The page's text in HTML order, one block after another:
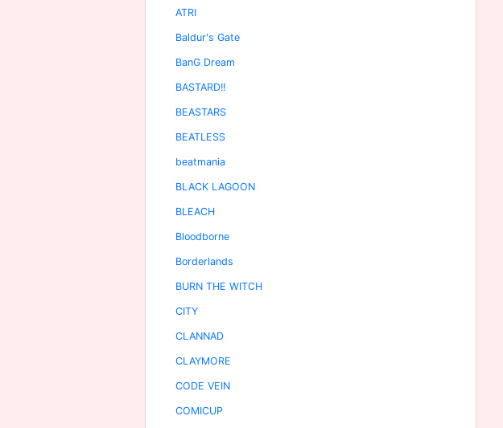
ATRI
Baldur's Gate
BanG Dream
BASTARD!!
BEASTARS
BEATLESS
beatmania
BLACK LAGOON
BLEACH
Bloodborne
Borderlands
BURN THE WITCH
CITY
CLANNAD
CLAYMORE
CODE VEIN
COMICUP